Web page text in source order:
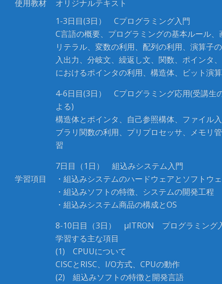
使用教材
オリジナルテキスト
学習項目
1-3日目(3日） Cプログラミング入門
C言語の概要、プログラミングの基本ルール、
リテラル、変数の利用、配列の利用、演算子
入出力、分岐文、繰返し文、関数、ポインタ
におけるポインタの利用、構造体、ビット演算
4-6日目(3日） Cプログラミング応用(受講生
よる)
構造体とポインタ、自己参照構体、ファイル
ブラリ関数の利用、プリプロセッサ、メモリ
習
7日目（1日） 組込みシステム入門
・組込みシステムのハードウェアとソフトウ
・組込みソフトの特徴、システムの開発工程
・組込みシステム商品の構成とOS
8-10日目（3日） μITRON プログラミング
学習する主な項目
(1) CPUUについて
CISCとRISC、I/O方式、CPUの動作
(2) 組込みソフトの特徴と開発言語